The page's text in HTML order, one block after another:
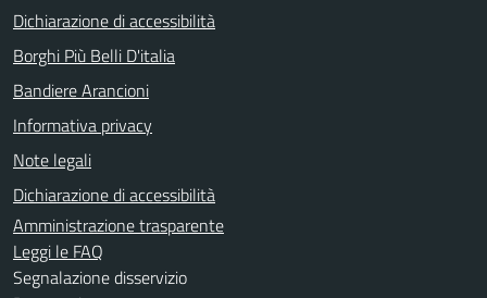
Dichiarazione di accessibilità
Borghi Più Belli D'italia
Bandiere Arancioni
Informativa privacy
Note legali
Dichiarazione di accessibilità
Amministrazione trasparente
Leggi le FAQ
Segnalazione disservizio